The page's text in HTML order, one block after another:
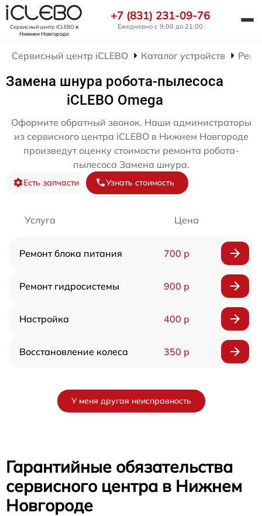
Сервисный центр iCLEBOв
Нижнем Новгороде
+7 (831) 231-09-76
Ежедневно с 9:00 до 21:00
Сервисный центр iCLEBO Каталог устройств
Замена шнура робота-пылесоса
iCLEBO Omega
Оформите обратный звонок. Наши администраторы
из сервисного центра iCLEBO в Нижнем Новгороде
произведут оценку стоимости ремонта робота-
пылесоса Замена шнура.
Есть запчасти Узнать стоимость
Услуга Цена
Ремонт блока питания 700 р
Ремонт гидросистемы 900 р
Настройка 400 р
Восстановление колеса 350 р
У меня другая неисправность
Гарантийные обязательства
сервисного центра в Нижнем
Новгороде